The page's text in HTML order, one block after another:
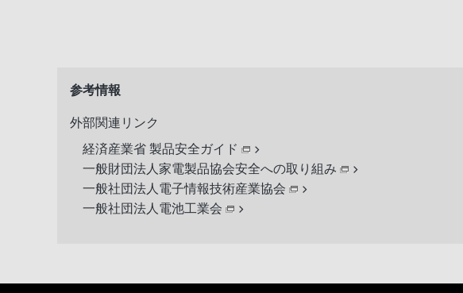
参考情報
外部関連リンク
経済産業省 製品安全ガイド
一般財団法人家電製品協会安全への取り組み
一般社団法人電子情報技術産業協会
一般社団法人電池工業会